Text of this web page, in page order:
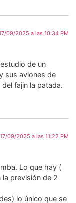
09/2025 a las 10:34 PM
de un
sus aviones de
fajin la patada.
17/09/2025 a las 11:22 PM
Lo que hay (
la previsión de 2
lo único que se